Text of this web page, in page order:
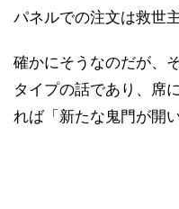
パネルでの注文は救世
確かにそうなのだが、
タイプの話であり、席
れば「新たな鬼門が開